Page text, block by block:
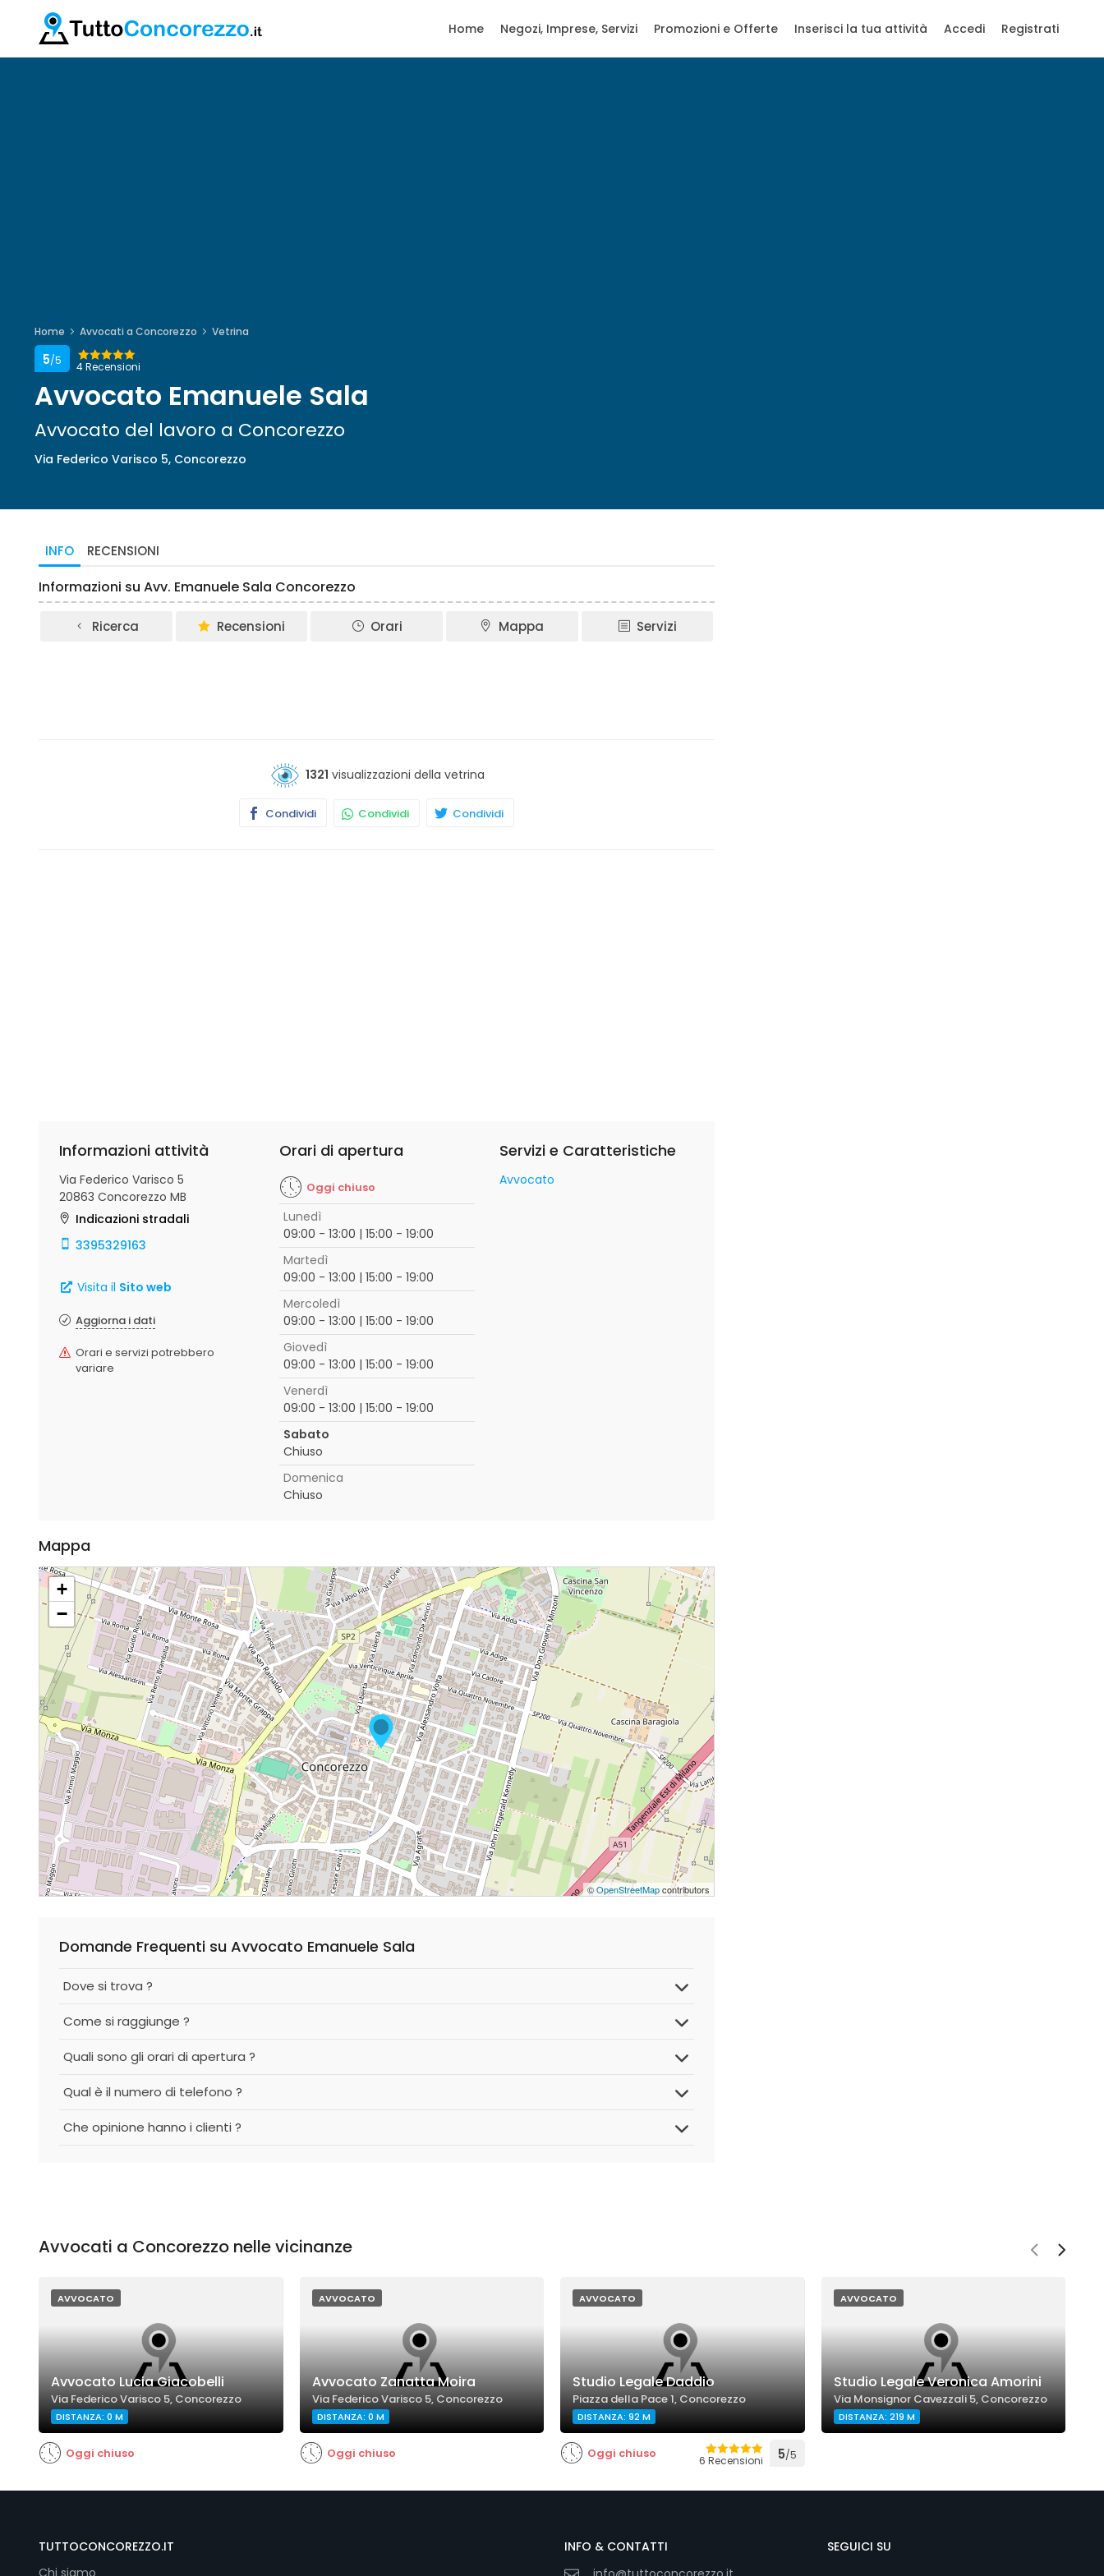
Home Negozi, Imprese, Servizi Promozioni e Offerte Inserisci la tua attività Accedi Registrati
Home Avvocati a Concorezzo Vetrina
4 Recensioni
5/5
Avvocato Emanuele Sala
Avvocato del lavoro a Concorezzo
Via Federico Varisco 5, Concorezzo
INFO RECENSIONI
Informazioni su Avv. Emanuele Sala Concorezzo
Ricerca Recensioni Orari Mappa Servizi
1321 visualizzazioni della vetrina
Condividi Condividi Condividi
Informazioni attività
Via Federico Varisco 5
20863 Concorezzo MB
Indicazioni stradali
3395329163
Visita il Sito web
Aggiorna i dati
Orari e servizi potrebbero
variare
Orari di apertura
Oggi chiuso
Lunedì
09:00 - 13:00 | 15:00 - 19:00
Martedì
09:00 - 13:00 | 15:00 - 19:00
Mercoledì
09:00 - 13:00 | 15:00 - 19:00
Giovedì
09:00 - 13:00 | 15:00 - 19:00
Venerdì
09:00 - 13:00 | 15:00 - 19:00
Sabato
Chiuso
Domenica
Chiuso
Servizi e Caratteristiche
Avvocato
Mappa
+
−
©OpenStreetMapcontributors
Domande Frequenti su Avvocato Emanuele Sala
Dove si trova ?
Come si raggiunge ?
Quali sono gli orari di apertura ?
Qual è il numero di telefono ?
Che opinione hanno i clienti ?
Avvocati a Concorezzo nelle vicinanze
AVVOCATO
Avvocato Lucia Giacobelli
Via Federico Varisco 5, Concorezzo
DISTANZA: 0 M
Oggi chiuso
AVVOCATO
Avvocato Zanatta Moira
Via Federico Varisco 5, Concorezzo
DISTANZA: 0 M
Oggi chiuso
AVVOCATO
Studio Legale Daddio
Piazza della Pace 1, Concorezzo
DISTANZA: 92 M
Oggi chiuso 6 Recensioni 5/5
AVVOCATO
Studio Legale Veronica Amorini
Via Monsignor Cavezzali 5, Concorezzo
DISTANZA: 219 M
TUTTOCONCOREZZO.IT
Chi siamo
INFO & CONTATTI
SEGUICI SU